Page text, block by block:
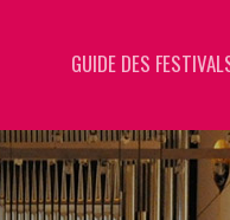
GUIDE DES